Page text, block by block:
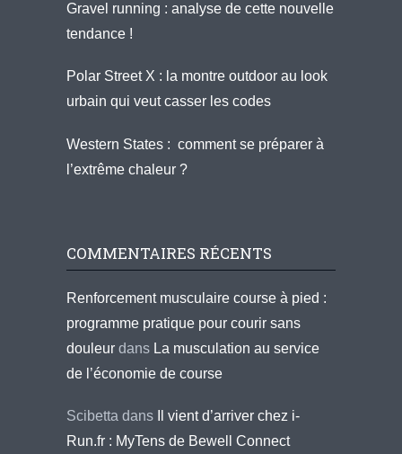
Gravel running : analyse de cette nouvelle
tendance !
Polar Street X : la montre outdoor au look
urbain qui veut casser les codes
Western States : comment se préparer à
l’extrême chaleur ?
COMMENTAIRES RÉCENTS
Renforcement musculaire course à pied :
programme pratique pour courir sans
douleur dans La musculation au service
de l’économie de course
Scibetta dans
Il vient d’arriver chez i-
Run.fr : MyTens de Bewell Connect